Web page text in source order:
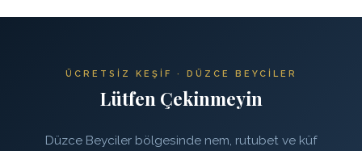
ÜCRETSIZ KEŞIF · DÜZCE BEYCILER
Lütfen Çekinmeyin
Düzce Beyciler bölgesinde nem, rutubet ve küf